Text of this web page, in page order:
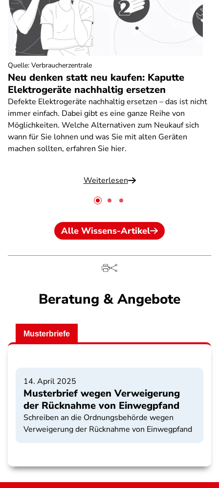
Neu denken statt neu kaufen: Kaputte
Elektrogeräte nachhaltig ersetzen
Defekte Elektrogeräte nachhaltig ersetzen – das ist nicht
immer einfach. Dabei gibt es eine ganze Reihe von
Möglichkeiten. Welche Alternativen zum Neukauf sich
wann für Sie lohnen und was Sie mit alten Geräten
machen sollten, erfahren Sie hier.
Weiterlesen
Quelle: Verbraucherzentrale
Alle Wissens-Artikel
Beratung & Angebote
Musterbriefe
14. April 2025
Musterbrief wegen Verweigerung
der Rücknahme von Einwegpfand
Schreiben an die Ordnungsbehörde wegen
Verweigerung der Rücknahme von Einwegpfand